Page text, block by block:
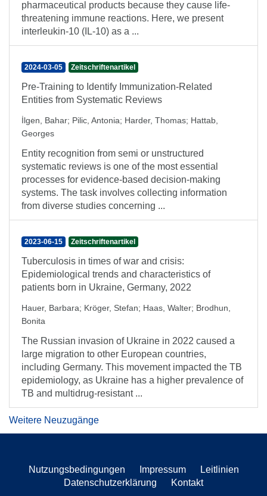
pharmaceutical products because they cause life-
threatening immune reactions. Here, we present
interleukin-10 (IL-10) as a ...
2024-03-05 Zeitschriftenartikel
Pre-Training to Identify Immunization-Related
Entities from Systematic Reviews
İlgen, Bahar; Pilic, Antonia; Harder, Thomas; Hattab,
Georges
Entity recognition from semi or unstructured
systematic reviews is one of the most essential
processes for evidence-based decision-making
systems. The task involves collecting information
from diverse studies concerning ...
2023-06-15 Zeitschriftenartikel
Tuberculosis in times of war and crisis:
Epidemiological trends and characteristics of
patients born in Ukraine, Germany, 2022
Hauer, Barbara; Kröger, Stefan; Haas, Walter; Brodhun,
Bonita
The Russian invasion of Ukraine in 2022 caused a
large migration to other European countries,
including Germany. This movement impacted the TB
epidemiology, as Ukraine has a higher prevalence of
TB and multidrug-resistant ...
Weitere Neuzugänge
Nutzungsbedingungen Impressum
Leitlinien
Datenschutzerklärung
Kontakt